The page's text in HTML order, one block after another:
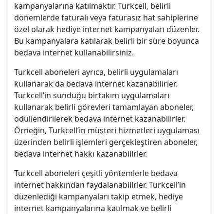
kampanyalarına katılmaktır. Turkcell, belirli
dönemlerde faturalı veya faturasız hat sahiplerine
özel olarak hediye internet kampanyaları düzenler.
Bu kampanyalara katılarak belirli bir süre boyunca
bedava internet kullanabilirsiniz.
Turkcell aboneleri ayrıca, belirli uygulamaları
kullanarak da bedava internet kazanabilirler.
Turkcell’in sunduğu birtakım uygulamaları
kullanarak belirli görevleri tamamlayan aboneler,
ödüllendirilerek bedava internet kazanabilirler.
Örneğin, Turkcell’in müşteri hizmetleri uygulaması
üzerinden belirli işlemleri gerçekleştiren aboneler,
bedava internet hakkı kazanabilirler.
Turkcell aboneleri çeşitli yöntemlerle bedava
internet hakkından faydalanabilirler. Turkcell’in
düzenlediği kampanyaları takip etmek, hediye
internet kampanyalarına katılmak ve belirli